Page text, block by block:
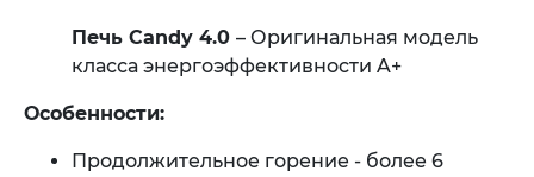
Печь Candy 4.0 – Оригинальная модель
класса энергоэффективности A+
Особенности:
Продолжительное горение - более 6